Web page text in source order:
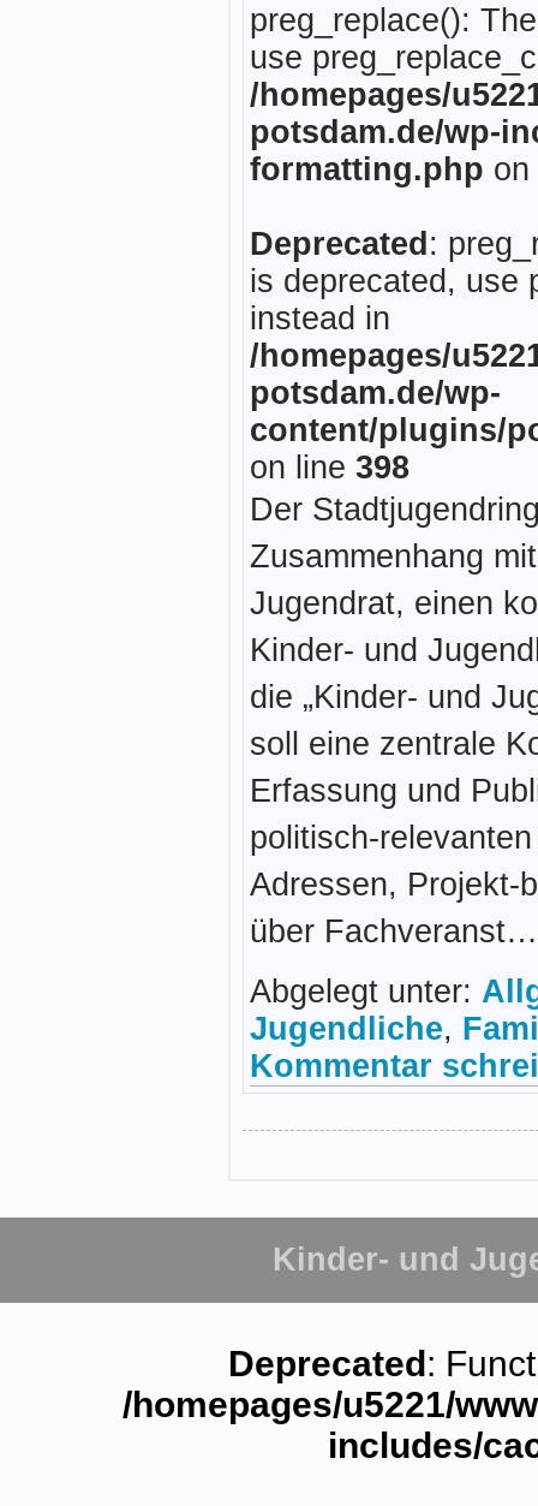
preg_replace():
use
/homepages/
potsdam.de/wp-
formatting.php
Deprecated :
is deprecated, use
instead in
/homepages/
potsdam.de/wp-
content/plugins/
on line 398
Der
Zusammenhang
Jugendrat, einen
Kinder- und
die „Kinder- und
soll eine zentrale
Erfassung und
politisch-
Adressen, Projekt-
über
Abgelegt unter:
Jugendliche,
Kommentar
Kinder- und
Deprecated :
/homepages/u5221/
includes/